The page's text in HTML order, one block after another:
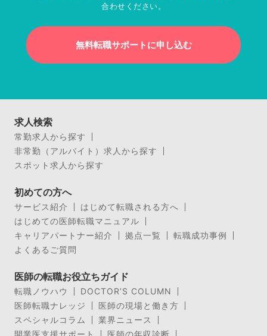
合わせください。
無料転職サポートに申し込む
求人検索
常勤求人から探す
非常勤（アルバイト）求人から探す
スポット求人から探す
初めての方へ
サービス紹介
はじめて転職される方へ
はじめての医師転職マニュアル
キャリアパートナー紹介
拠点一覧
転職成功事例
よくあるご質問
医師の転職お役立ちガイド
転職ノウハウ
DOCTOR’S COLUMN
医師転職ナレッジ
医師の現場と働き方
スペシャルコラム
業界ニュース
開業医支援サポート
医師の年収診断